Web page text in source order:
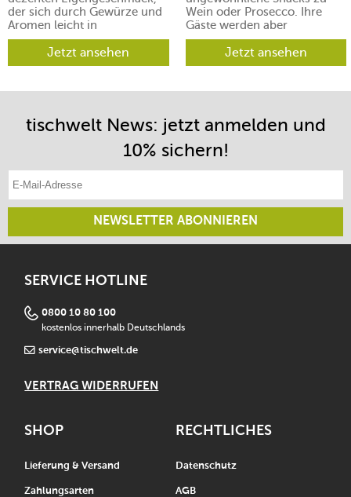
der sich durch Gewürze und
Aromen leicht in
verschiedene Richtungen
lenken lässt.Jetzt ansehen
Wein oder Prosecco. Ihre
Gäste werden aber
begeistert sein.
Jetzt ansehen
tischwelt News: jetzt anmelden und
10% sichern!
NEWSLETTER ABONNIEREN
SERVICE HOTLINE
0800 10 80 100
kostenlos innerhalb Deutschlands
service@tischwelt.de
VERTRAG WIDERRUFEN
SHOP
Lieferung & Versand
Zahlungsarten
RECHTLICHES
Datenschutz
AGB